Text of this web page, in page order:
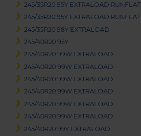
245/35R20 95Y EXTRALOAD RUNFLAT
245/35R20 95Y EXTRALOAD RUNFLAT
245/35R20 98Y EXTRALOAD
245/40R20 95Y
245/40R20 99W EXTRALOAD
245/40R20 99W EXTRALOAD
245/40R20 99W EXTRALOAD
245/40R20 99W EXTRALOAD
245/40R20 99W EXTRALOAD
245/40R20 99W EXTRALOAD
245/40R20 99Y EXTRALOAD